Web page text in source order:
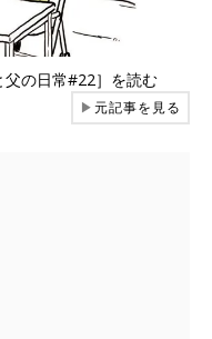
の日常#22］を読む
▶元記事を見る